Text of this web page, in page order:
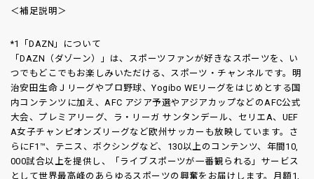
＜補足説明＞
*1「DAZN」について
「DAZN（ダゾーン）」は、スポーツファンが好きなスポーツを、い
つでもどこでもお楽しみいただける、スポーツ・チャンネルです。明
治安田生命Ｊリーグやプロ野球、Yogibo WEリーグをはじめとする国
内コンテンツに加え、AFC アジア予選やアジアカップなどのAFC公式
大会、プレミアリーグ、ラ・リーガ サンタンデール、セリエA、UEF
A女子チャンピオンズリーグなど欧州サッカーも放映しています。さ
らにF1™、テニス、ボクシングなど、130以上のコンテンツ、年間10,
000試合以上を提供し、「ライブスポーツが一番観られる」サービス
として世界最高峰のあらゆるスポーツの興奮をお届けします。月額1,